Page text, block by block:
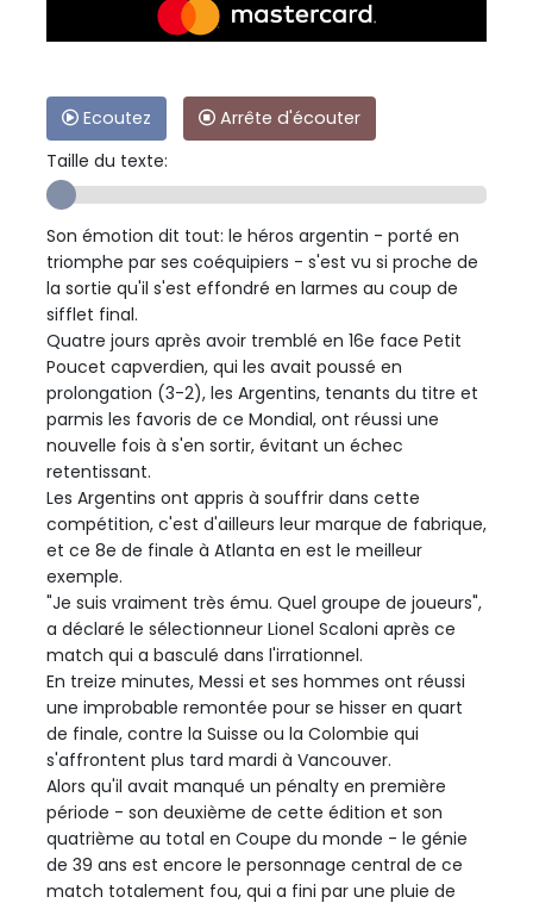
Ecoutez
Arrête d'écouter
Taille du texte:
Son émotion dit tout: le héros argentin - porté en
triomphe par ses coéquipiers - s'est vu si proche de
la sortie qu'il s'est effondré en larmes au coup de
sifflet final.
Quatre jours après avoir tremblé en 16e face Petit
Poucet capverdien, qui les avait poussé en
prolongation (3-2), les Argentins, tenants du titre et
parmis les favoris de ce Mondial, ont réussi une
nouvelle fois à s'en sortir, évitant un échec
retentissant.
Les Argentins ont appris à souffrir dans cette
compétition, c'est d'ailleurs leur marque de fabrique,
et ce 8e de finale à Atlanta en est le meilleur
exemple.
"Je suis vraiment très ému. Quel groupe de joueurs",
a déclaré le sélectionneur Lionel Scaloni après ce
match qui a basculé dans l'irrationnel.
En treize minutes, Messi et ses hommes ont réussi
une improbable remontée pour se hisser en quart
de finale, contre la Suisse ou la Colombie qui
s'affrontent plus tard mardi à Vancouver.
Alors qu'il avait manqué un pénalty en première
période - son deuxième de cette édition et son
quatrième au total en Coupe du monde - le génie
de 39 ans est encore le personnage central de ce
match totalement fou, qui a fini par une pluie de